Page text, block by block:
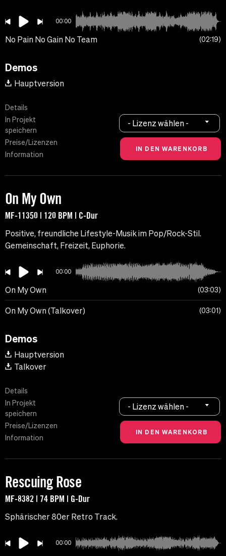
00:00
No Pain No Gain No Team 02:19
Demos
Hauptversion
Details
In Projekt
speichern
Preise/Lizenzen
Information
- Lizenz wählen -
On My Own
MF-11350 | 120 BPM | C-Dur
Positive, freundliche Lifestyle-Musik im Pop/Rock-Stil.
Gemeinschaft, Freizeit, Euphorie.
00:00
On My Own 03:03
On My Own (Talkover) 03:01
Demos
Hauptversion
Talkover
Details
In Projekt
speichern
Preise/Lizenzen
Information
- Lizenz wählen -
Rescuing Rose
MF-8382 | 74 BPM | G-Dur
Sphärischer 80er Retro Track.
00:00